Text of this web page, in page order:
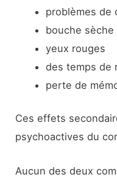
problèmes de
bouche sèche
yeux rouges
des temps de
perte de
Ces effets
psychoactives du
Aucun des deux